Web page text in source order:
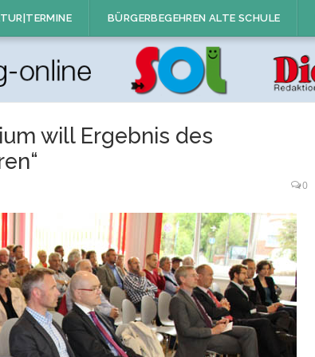
BÜRGERBEGEHREN ALTE SCHULE
will Ergebnis des
0